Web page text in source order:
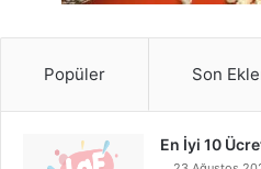
Popüler Son
En İyi 10